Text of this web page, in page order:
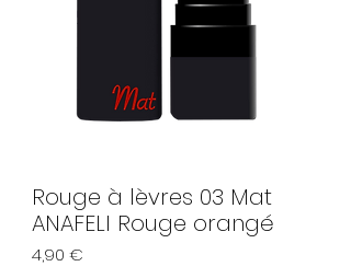
Rouge à lèvres 03 Mat
ANAFELI Rouge orangé
4,90 €